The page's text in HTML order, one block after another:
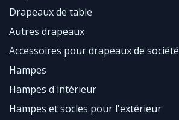
​Drapeaux de table
Autres drapeaux
Accessoires pour drapeaux de société
Hampes
Hampes d'intérieur
Hampes et socles pour l'extérieur